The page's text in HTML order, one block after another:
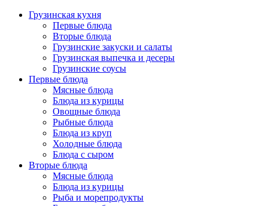
Грузинская кухня
Первые блюда
Вторые блюда
Грузинские закуски и салаты
Грузинская выпечка и десеры
Грузинские соусы
Первые блюда
Мясные блюда
Блюда из курицы
Овощные блюда
Рыбные блюда
Блюда из круп
Холодные блюда
Блюда с сыром
Вторые блюда
Мясные блюда
Блюда из курицы
Рыба и морепродукты